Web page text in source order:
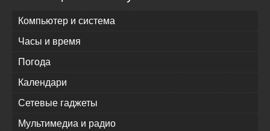
Компьютер и система
Часы и время
Погода
Календари
Сетевые гаджеты
Мультимедиа и радио